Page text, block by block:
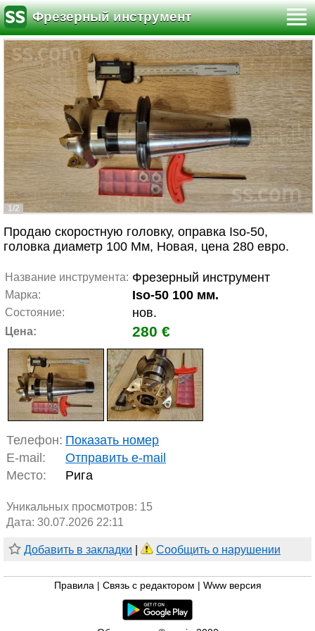
Фрезерный инструмент
1/2
Продаю скоростную головку, оправка Iso-50,
головка диаметр 100 Мм, Новая, цена 280 евро.
Название инструмента: Фрезерный инструмент
Марка: Iso-50 100 мм.
Состояние: нов.
Цена: 280 €
Телефон: Показать номер
E-mail:
Отправить e-mail
Место:
Рига
Уникальных просмотров: 15
Дата: 30.07.2026 22:11
Добавить в закладки Сообщить о нарушении
Правила Связь с редактором Www версия